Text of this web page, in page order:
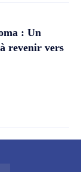
: Un
revenir vers